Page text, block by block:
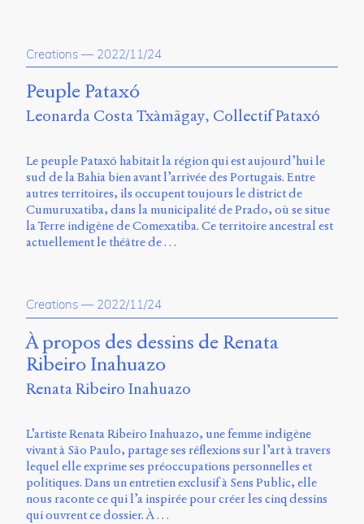
Creations — 2022/11/24
Peuple Pataxó
Leonarda Costa Txàmãgay Collectif Pataxó
Le peuple Pataxó habitait la région qui est aujourd’hui le
sud de la Bahia bien avant l’arrivée des Portugais. Entre
autres territoires, ils occupent toujours le district de
Cumuruxatiba, dans la municipalité de Prado, où se situe
la Terre indigène de Comexatiba. Ce territoire ancestral est
actuellement le théâtre de …
Creations — 2022/11/24
À propos des dessins de Renata
Ribeiro Inahuazo
Renata Ribeiro Inahuazo
L’artiste Renata Ribeiro Inahuazo, une femme indigène
vivant à São Paulo, partage ses réflexions sur l’art à travers
lequel elle exprime ses préoccupations personnelles et
politiques. Dans un entretien exclusif à Sens Public, elle
nous raconte ce qui l’a inspirée pour créer les cinq dessins
qui ouvrent ce dossier. À …